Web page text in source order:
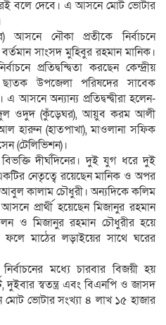
বলে দেবে। এ আসনে মোট ভোটার
আসনে নৌকা প্রতীকে নির্বাচনে
সাংসদ মুহিবুর রহমান মানিক।
প্রতিদ্বন্দ্বিতা করছেন কেন্দ্রীয়
ছাতক উপজেলা পরিষদের সাবেক
আসনে অন্যান্য প্রতিদ্বন্দ্বীরা হলেন-
ওদুদ (কুঁড়েঘর), আয়ুব করম আলী
হারুন (হাতপাখা), মাওলানা সফিক
(টেলিভিশন)।
দীর্ঘদিনের। দুই যুগ ধরে দুই
নেতৃত্বে রয়েছেন মানিক ও অপর
কালাম চৌধুরী। অন্যদিকে কলিম
প্রার্থী হয়েছেন মিজানুর রহমান
ও মিজানুর রহমান চৌধুরীর হয়ে
ফলে মাঠের লড়াইয়ের সাথে ঘরের
মধ্যে চারবার বিজয়ী হয়
দুইবার স্বতন্ত্র এবং বিএনপি ও জাসদ
ভোটার সংখ্যা ৪ লাখ ১৫ হাজার